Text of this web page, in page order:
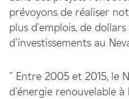
prévoyons de réaliser
plus d'emplois, de
d'investissements au
" Entre 2005 et 2015, le
d'énergie renouvelable